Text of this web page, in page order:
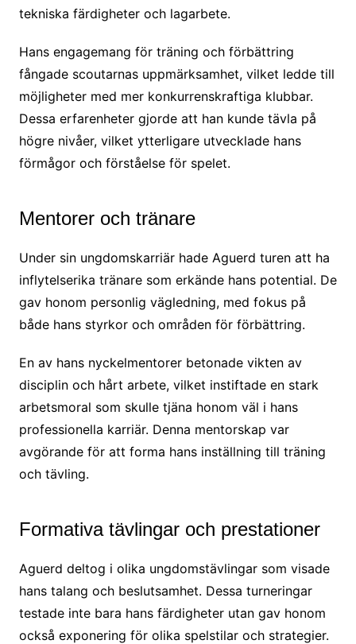
tekniska färdigheter och lagarbete.
Hans engagemang för träning och förbättring
fångade scoutarnas uppmärksamhet, vilket ledde till
möjligheter med mer konkurrenskraftiga klubbar.
Dessa erfarenheter gjorde att han kunde tävla på
högre nivåer, vilket ytterligare utvecklade hans
förmågor och förståelse för spelet.
Mentorer och tränare
Under sin ungdomskarriär hade Aguerd turen att ha
inflytelserika tränare som erkände hans potential. De
gav honom personlig vägledning, med fokus på
både hans styrkor och områden för förbättring.
En av hans nyckelmentorer betonade vikten av
disciplin och hårt arbete, vilket instiftade en stark
arbetsmoral som skulle tjäna honom väl i hans
professionella karriär. Denna mentorskap var
avgörande för att forma hans inställning till träning
och tävling.
Formativa tävlingar och prestationer
Aguerd deltog i olika ungdomstävlingar som visade
hans talang och beslutsamhet. Dessa turneringar
testade inte bara hans färdigheter utan gav honom
också exponering för olika spelstilar och strategier.